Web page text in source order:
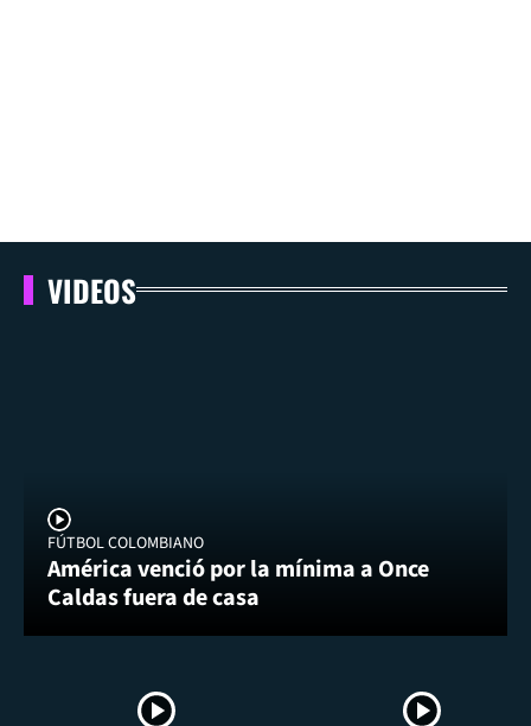
VIDEOS
FÚTBOL COLOMBIANO
América venció por la mínima a Once
Caldas fuera de casa